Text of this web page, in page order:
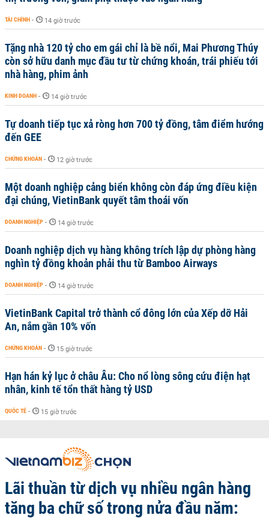
TÀI CHÍNH - 14 giờ trước
Tặng nhà 120 tỷ cho em gái chỉ là bề nổi, Mai Phương Thúy
còn sở hữu danh mục đầu tư từ chứng khoán, trái phiếu tới
nhà hàng, phim ảnh
KINH DOANH - 14 giờ trước
Tự doanh tiếp tục xả ròng hơn 700 tỷ đồng, tâm điểm hướng
đến GEE
CHỨNG KHOÁN - 12 giờ trước
Một doanh nghiệp cảng biển không còn đáp ứng điều kiện
đại chúng, VietinBank quyết tâm thoái vốn
DOANH NGHIỆP - 14 giờ trước
Doanh nghiệp dịch vụ hàng không trích lập dự phòng hàng
nghìn tỷ đồng khoản phải thu từ Bamboo Airways
DOANH NGHIỆP - 14 giờ trước
VietinBank Capital trở thành cổ đông lớn của Xếp dỡ Hải
An, nắm gần 10% vốn
CHỨNG KHOÁN - 15 giờ trước
Hạn hán kỷ lục ở châu Âu: Cho nổ lòng sông cứu điện hạt
nhân, kinh tế tổn thất hàng tỷ USD
QUỐC TẾ - 15 giờ trước
Lãi thuần từ dịch vụ nhiều ngân hàng
tăng ba chữ số trong nửa đầu năm: